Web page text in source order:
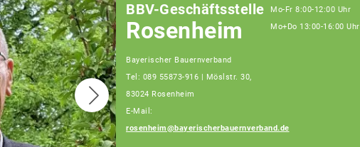
BBV-Geschäftsstelle
Rosenheim
Bayerischer Bauernverband
Tel: 089 55873-916 | Möslstr. 30,
83024 Rosenheim
E-Mail:
rosenheim@bayerischerbauernverband.de
Mo-Fr 8:00-12:00 Uhr
Mo+Do 13:00-16:00 Uhr